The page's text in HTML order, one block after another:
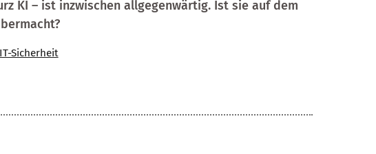
KI – ist inzwischen allgegenwärtig. Ist sie auf dem
IT-Sicherheit